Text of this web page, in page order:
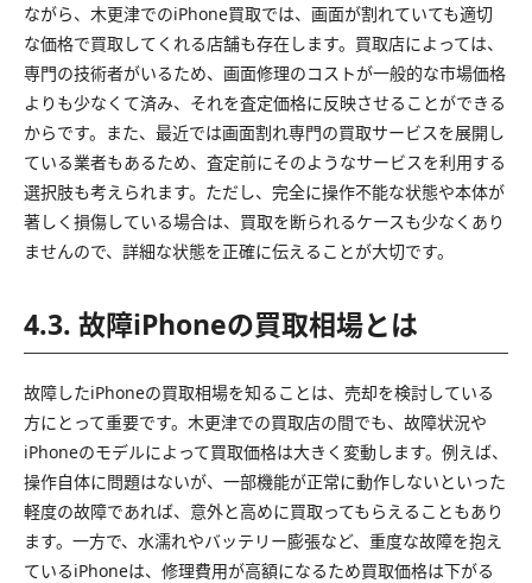
ながら、木更津でのiPhone買取では、画面が割れていても適切
な価格で買取してくれる店舗も存在します。買取店によっては、
専門の技術者がいるため、画面修理のコストが一般的な市場価格
よりも少なくて済み、それを査定価格に反映させることができる
からです。また、最近では画面割れ専門の買取サービスを展開し
ている業者もあるため、査定前にそのようなサービスを利用する
選択肢も考えられます。ただし、完全に操作不能な状態や本体が
著しく損傷している場合は、買取を断られるケースも少なくあり
ませんので、詳細な状態を正確に伝えることが大切です。
4.3. 故障iPhoneの買取相場とは
故障したiPhoneの買取相場を知ることは、売却を検討している
方にとって重要です。木更津での買取店の間でも、故障状況や
iPhoneのモデルによって買取価格は大きく変動します。例えば、
操作自体に問題はないが、一部機能が正常に動作しないといった
軽度の故障であれば、意外と高めに買取ってもらえることもあり
ます。一方で、水濡れやバッテリー膨張など、重度な故障を抱え
ているiPhoneは、修理費用が高額になるため買取価格は下がる